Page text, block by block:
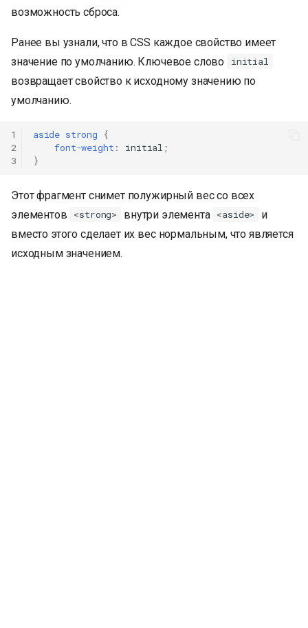
возможность сброса.
Ранее вы узнали, что в CSS каждое свойство имеет
значение по умолчанию. Ключевое слово
initial
возвращает свойство к исходному значению по
умолчанию.
1
2
3
aside strong
{
font-weight : initial ;
}
Этот фрагмент снимет полужирный вес со всех
элементов
<strong> внутри элемента <aside>
и
вместо этого сделает их вес нормальным, что является
исходным значением.